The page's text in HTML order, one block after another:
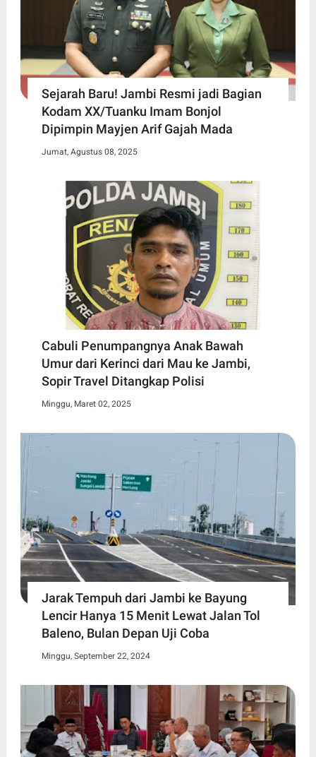
Sejarah Baru! Jambi Resmi jadi Bagian
Kodam XX/Tuanku Imam Bonjol
Dipimpin Mayjen Arif Gajah Mada
Jumat, Agustus 08, 2025
Cabuli Penumpangnya Anak Bawah
Umur dari Kerinci dari Mau ke Jambi,
Sopir Travel Ditangkap Polisi
Minggu, Maret 02, 2025
Jarak Tempuh dari Jambi ke Bayung
Lencir Hanya 15 Menit Lewat Jalan Tol
Baleno, Bulan Depan Uji Coba
Minggu, September 22, 2024